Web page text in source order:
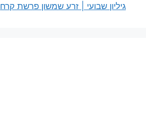
גיליון שבועי | זרע שמשון פרשת קרח